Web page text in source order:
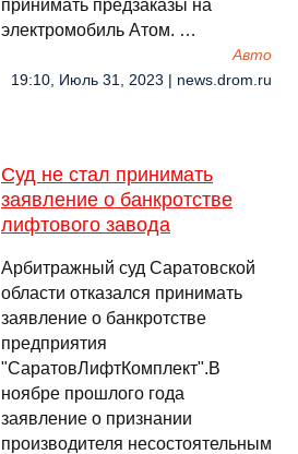
принимать предзаказы на
электромобиль Атом. …
Авто
19:10, Июль 31, 2023 | news.drom.ru
Суд не стал принимать
заявление о банкротстве
лифтового завода
Арбитражный суд Саратовской
области отказался принимать
заявление о банкротстве
предприятия
"СаратовЛифтКомплект".В
ноябре прошлого года
заявление о признании
производителя несостоятельным